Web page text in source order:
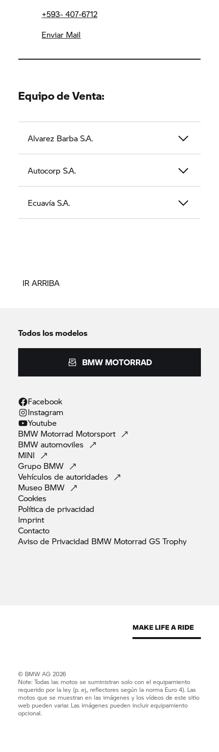
+593- 407-6712
Enviar Mail
Equipo de Venta:
Alvarez Barba S.A.
Autocorp S.A.
Ecuavía S.A.
IR ARRIBA
Todos los modelos
BMW MOTORRAD
Facebook
Instagram
Youtube
BMW Motorrad Motorsport
BMWautomoviles
MINI
Grupo BMW
Vehículos deautoridades
Museo BMW
Cookies
Política de privacidad
Imprint
Contacto
Aviso de Privacidad BMW Motorrad GSTrophy
© BMW AG 2026
Note: Todas las motos se suministran solo con el equipamiento
requerido por la ley (p. ej., reflectores según la norma Euro 4). Las
motos que se muestran en las imágenes y los vídeos de este sitio
web pueden variar. Las imágenes pueden incluir equipamiento
opcional.